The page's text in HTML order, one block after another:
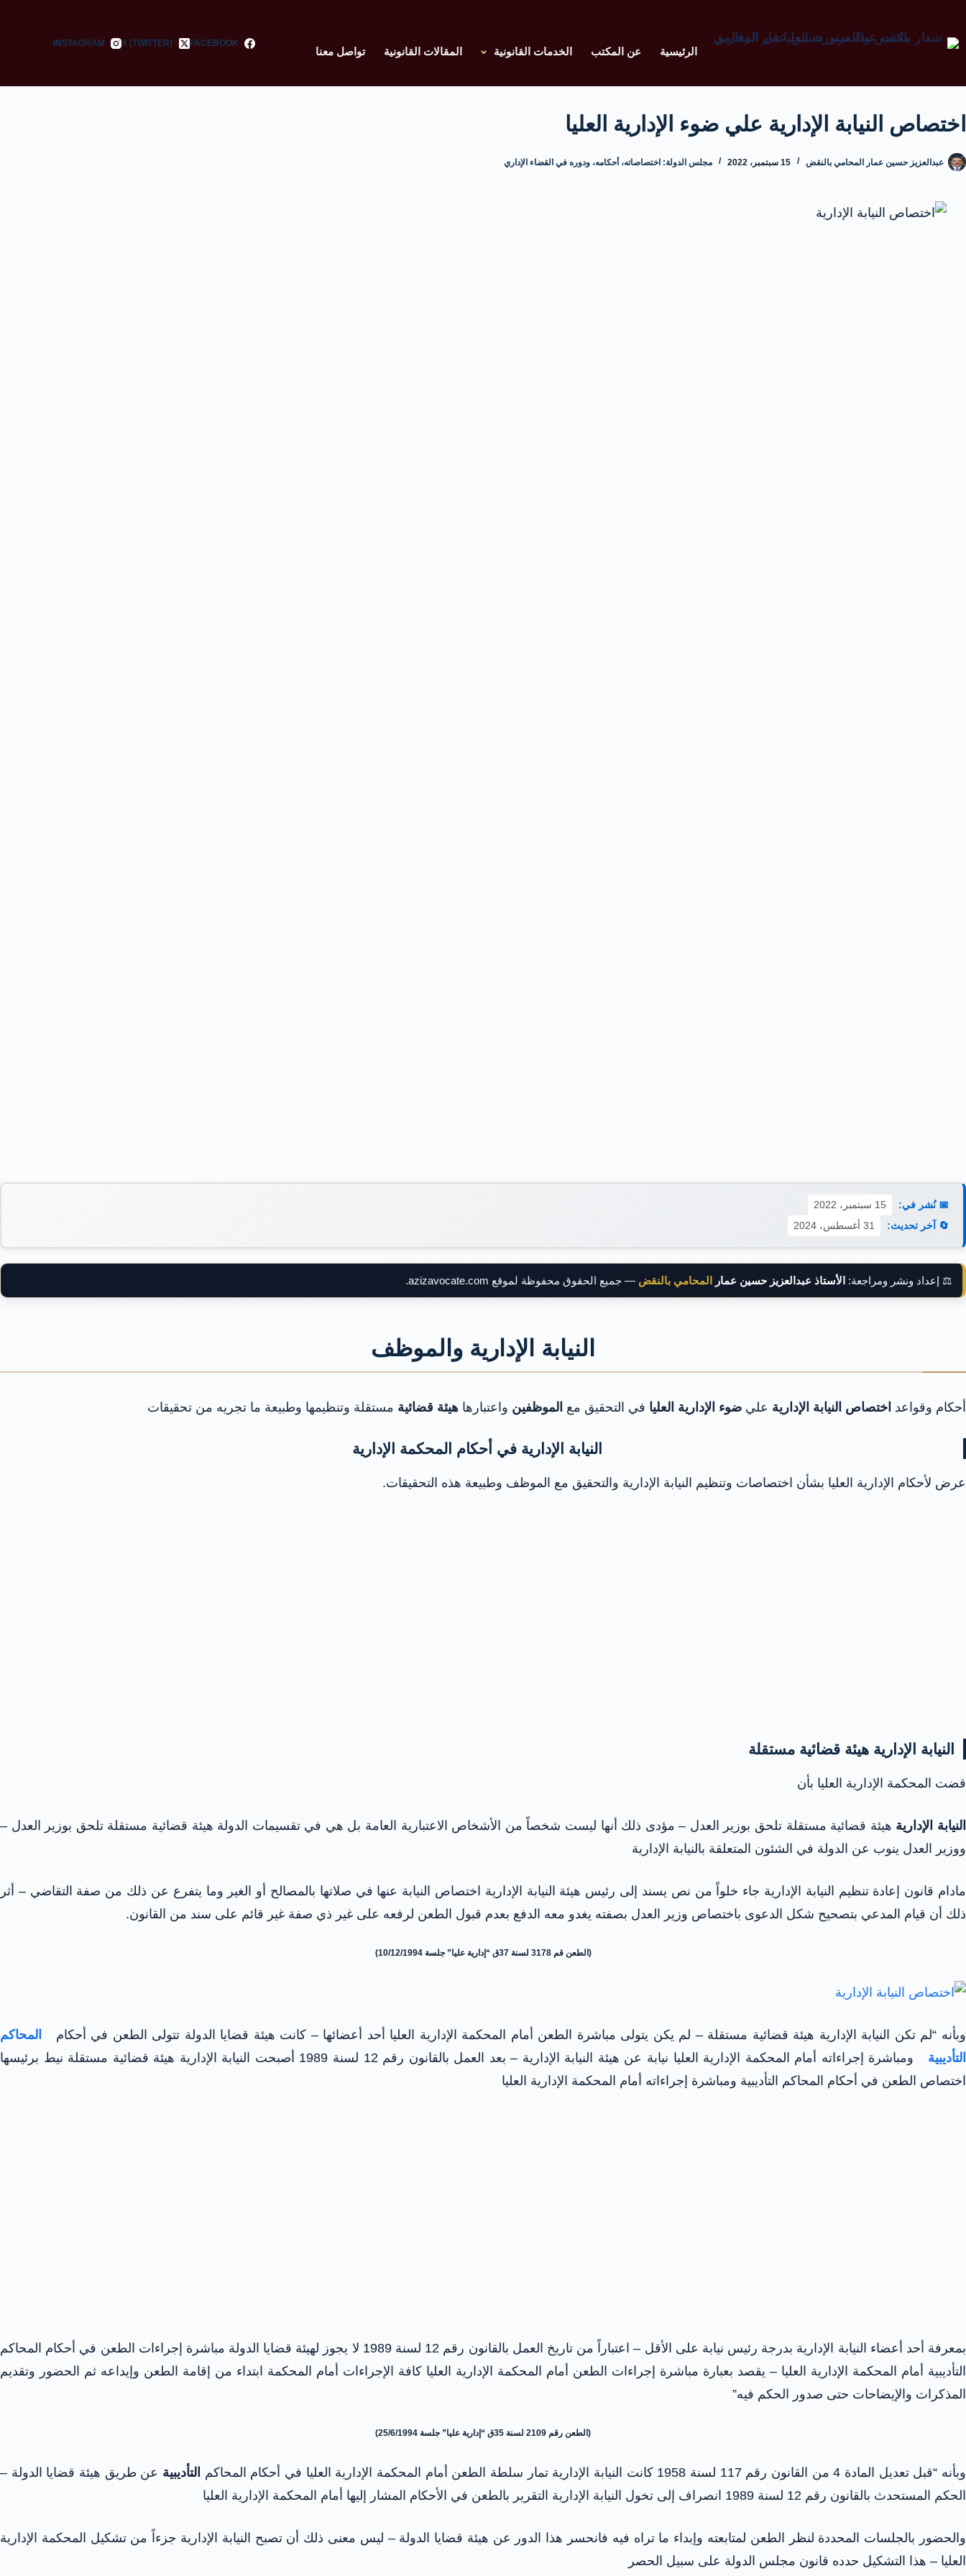
الرئيسية عن المكتب الخدمات القانونية المقالات القانونية تواصل معنا
FACEBOOK
X (TWITTER)
INSTAGRAM
اختصاص النيابة الإدارية علي ضوء الإدارية العليا
عبدالعزيز حسين عمار المحامي بالنقض 15 سبتمبر، 2022 مجلس الدولة: اختصاصاته، أحكامه، ودوره في القضاء الإداري
📅 نُشر في:
15 سبتمبر، 2022
🔄 آخر تحديث:
31 أغسطس، 2024
⚖️ إعداد ونشر ومراجعة: الأستاذ عبدالعزيز حسين عمار المحامي بالنقض — جميع الحقوق محفوظة لموقع azizavocate.com.
النيابة الإدارية والموظف
أحكام وقواعد اختصاص النيابة الإدارية علي ضوء الإدارية العليا في التحقيق مع الموظفين واعتبارها هيئة قضائية مستقلة وتنظيمها وطبيعة ما تجريه من تحقيقات
النيابة الإدارية في أحكام المحكمة الإدارية
عرض لأحكام الإدارية العليا بشأن اختصاصات وتنظيم النيابة الإدارية والتحقيق مع الموظف وطبيعة هذه التحقيقات.
النيابة الإدارية هيئة قضائية مستقلة
قضت المحكمة الإدارية العليا بأن
النيابة الإدارية هيئة قضائية مستقلة تلحق بوزير العدل – مؤدى ذلك أنها ليست شخصاً من الأشخاص الاعتبارية العامة بل هي في تقسيمات الدولة هيئة قضائية مستقلة تلحق بوزير العدل –
ووزير العدل ينوب عن الدولة في الشئون المتعلقة بالنيابة الإدارية
مادام قانون إعادة تنظيم النيابة الإدارية جاء خلواً من نص يسند إلى رئيس هيئة النيابة الإدارية اختصاص النيابة عنها في صلاتها بالمصالح أو الغير وما يتفرع عن ذلك من صفة التقاضي – أثر
ذلك أن قيام المدعي بتصحيح شكل الدعوى باختصاص وزير العدل بصفته يغدو معه الدفع بعدم قبول الطعن لرفعه على غير ذي صفة غير قائم على سند من القانون.
(الطعن قم 3178 لسنة 37ق “إدارية عليا” جلسة 10/12/1994)
وبأنه “لم تكن النيابة الإدارية هيئة قضائية مستقلة – لم يكن يتولى مباشرة الطعن أمام المحكمة الإدارية العليا أحد أعضائها – كانت هيئة قضايا الدولة تتولى الطعن في أحكام
المحاكم
التأديبية
ومباشرة إجراءاته أمام المحكمة الإدارية العليا نيابة عن هيئة النيابة الإدارية – بعد العمل بالقانون رقم 12 لسنة 1989 أصبحت النيابة الإدارية هيئة قضائية مستقلة نيط برئيسها
اختصاص الطعن في أحكام المحاكم التأديبية ومباشرة إجراءاته أمام المحكمة الإدارية العليا
بمعرفة أحد أعضاء النيابة الإدارية بدرجة رئيس نيابة على الأقل – اعتباراً من تاريخ العمل بالقانون رقم 12 لسنة 1989 لا يجوز لهيئة قضايا الدولة مباشرة إجراءات الطعن في أحكام المحاكم
التأديبية أمام المحكمة الإدارية العليا – يقصد بعبارة مباشرة إجراءات الطعن أمام المحكمة الإدارية العليا كافة الإجراءات أمام المحكمة ابتداء من إقامة الطعن وإيداعه ثم الحضور وتقديم
المذكرات والإيضاحات حتى صدور الحكم فيه”
(الطعن رقم 2109 لسنة 35ق “إدارية عليا” جلسة 25/6/1994)
وبأنه “قبل تعديل المادة 4 من القانون رقم 117 لسنة 1958 كانت النيابة الإدارية تمار سلطة الطعن أمام المحكمة الإدارية العليا في أحكام المحاكم التأديبية عن طريق هيئة قضايا الدولة –
الحكم المستحدث بالقانون رقم 12 لسنة 1989 انصراف إلى تخول النيابة الإدارية التقرير بالطعن في الأحكام المشار إليها أمام المحكمة الإدارية العليا
والحضور بالجلسات المحددة لنظر الطعن لمتابعته وإبداء ما تراه فيه فانحسر هذا الدور عن هيئة قضايا الدولة – ليس معنى ذلك أن تصبح النيابة الإدارية جزءاً من تشكيل المحكمة الإدارية
العليا – هذا التشكيل حدده قانون مجلس الدولة على سبيل الحصر